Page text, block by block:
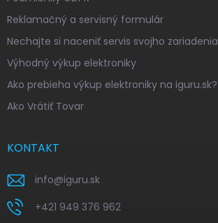
Reklamačný a servisný formulár
Nechajte si naceniť servis svojho zariadenia
Výhodný výkup elektroniky
Ako prebieha výkup elektroniky na iguru.sk?
Ako Vrátiť Tovar
KONTAKT
info@iguru.sk
+421 949 376 962